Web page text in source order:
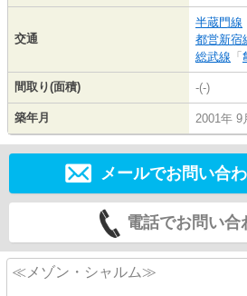
交通
半蔵門線
都営新宿
総武線 「
間取り(面積) -(-)
築年月 2001年 9
メールでお問い合
電話でお問い合
≪メゾン・シャルム≫